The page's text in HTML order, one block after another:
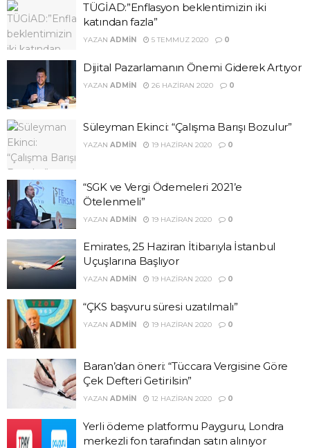
TÜGİAD:”Enflasyon beklentimizin iki
katından fazla”
YAZAN ADMIN 5 TEMMUZ 2020 0
Dijital Pazarlamanın Önemi Giderek Artıyor
YAZAN ADMIN 26 HAZIRAN 2020 0
Süleyman Ekinci: “Çalışma Barışı Bozulur”
YAZAN ADMIN 19 HAZIRAN 2020 0
“SGK ve Vergi Ödemeleri 2021’e
Ötelenmeli”
YAZAN ADMIN 19 HAZIRAN 2020 0
Emirates, 25 Haziran İtibarıyla İstanbul
Uçuşlarına Başlıyor
YAZAN ADMIN 19 HAZIRAN 2020 0
“ÇKS başvuru süresi uzatılmalı”
YAZAN ADMIN 19 HAZIRAN 2020 0
Baran’dan öneri: “Tüccara Vergisine Göre
Çek Defteri Getirilsin”
YAZAN ADMIN 12 HAZIRAN 2020 0
Yerli ödeme platformu Payguru, Londra
merkezli fon tarafından satın alınıyor